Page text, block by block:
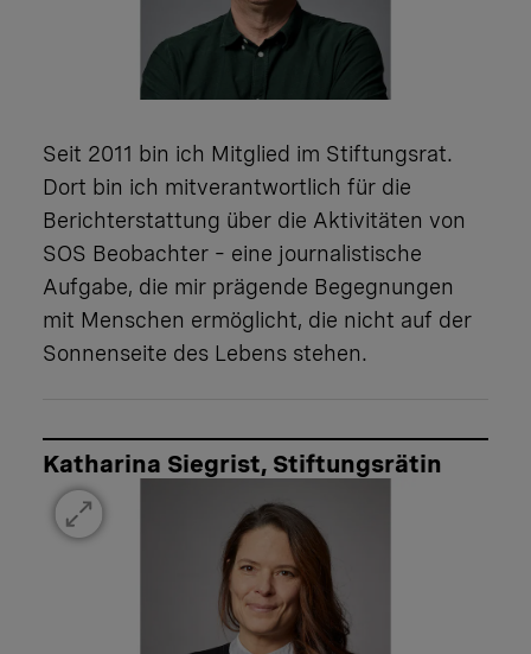
Seit 2011 bin ich Mitglied im Stiftungsrat.
Dort bin ich mitverantwortlich für die
Berichterstattung über die Aktivitäten von
SOS Beobachter – eine journalistische
Aufgabe, die mir prägende Begegnungen
mit Menschen ermöglicht, die nicht auf der
Sonnenseite des Lebens stehen.
Katharina Siegrist, Stiftungsrätin